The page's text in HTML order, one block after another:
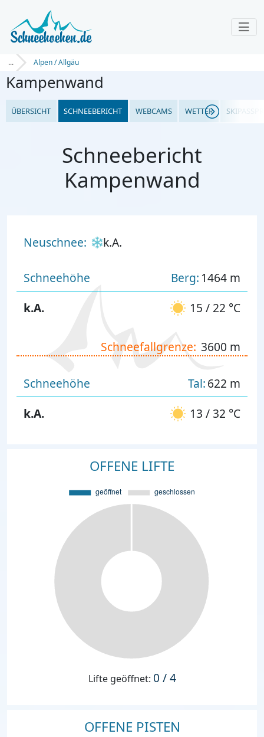
... Alpen / Allgäu
Kampenwand
ÜBERSICHT SCHNEEBERICHT WEBCAMS WETTER
Schneebericht
Kampenwand
Neuschnee: k.A.
Schneehöhe Berg: 1464 m
k.A.
15 / 22 °C
Schneefallgrenze: 3600 m
Schneehöhe Tal:622 m
k.A.
13 / 32 °C
OFFENE LIFTE
Lifte geöffnet: 0 / 4
OFFENE PISTEN